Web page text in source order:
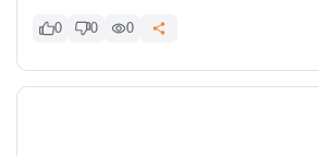
0 0 0